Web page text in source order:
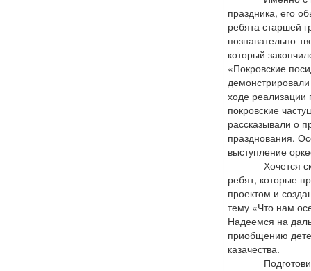
праздника, его
ребята старшей
познавательно-
который
«Покровские
ходе реализации
покровские
рассказывали о
празднования.
выступление
Хочется
ребят, которые
проектом и
тему «Что нам
Надеемся на
приобщению
казачества.
Подготовила